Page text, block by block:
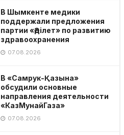
В Шымкенте медики
поддержали предложения
партии «Әділет» по развитию
здравоохранения
07.08.2026
В «Самрук-Қазына»
обсудили основные
направления деятельности
«КазМунайГаза»
07.08.2026